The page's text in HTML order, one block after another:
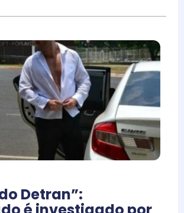
Detran”: